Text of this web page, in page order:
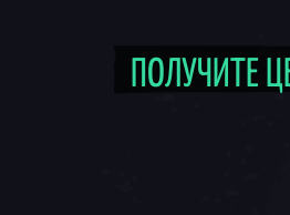
Получите ценныеПОЛУЧИТЕ